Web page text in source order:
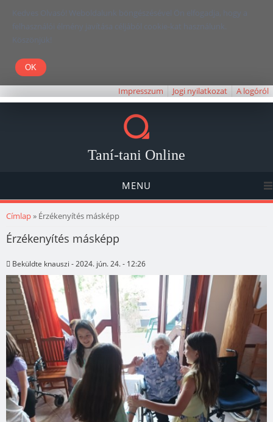
Kedves Olvasó! Weboldalunk böngészésével Ön elfogadja, hogy a
felhasználói élmény javítása céljából cookie-kat használunk.
Köszönjük!
Impresszum Jogi nyilatkozat A logóról
Taní-tani Online
MENU
Jelenlegi hely
Címlap» Érzékenyítés másképp
Érzékenyítés másképp
Beküldte knauszi - 2024. jún. 24. - 12:26